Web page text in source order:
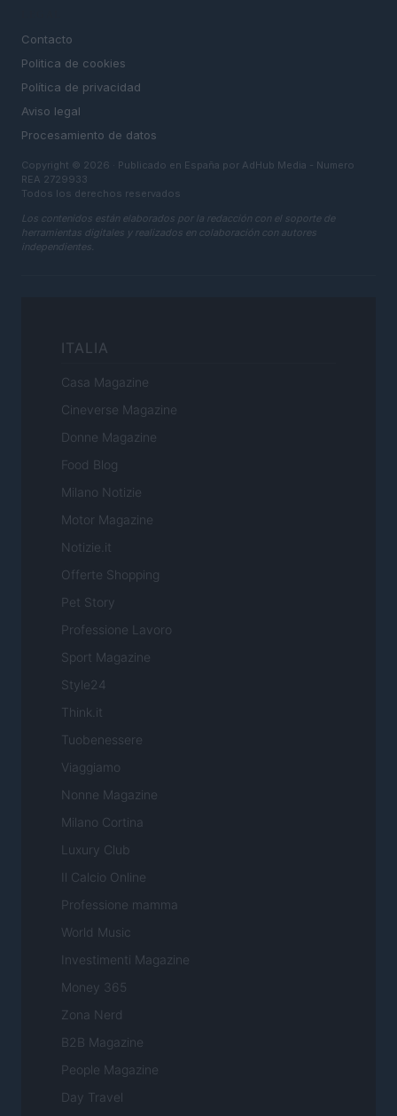
Contacto
Politica de cookies
Política de privacidad
Aviso legal
Procesamiento de datos
Copyright © 2026 · Publicado en España por AdHub Media - Numero
REA 2729933
Todos los derechos reservados
Los contenidos están elaborados por la redacción con el soporte de
herramientas digitales y realizados en colaboración con autores
independientes.
ITALIA
Casa Magazine
Cineverse Magazine
Donne Magazine
Food Blog
Milano Notizie
Motor Magazine
Notizie.it
Offerte Shopping
Pet Story
Professione Lavoro
Sport Magazine
Style24
Think.it
Tuobenessere
Viaggiamo
Nonne Magazine
Milano Cortina
Luxury Club
Il Calcio Online
Professione mamma
World Music
Investimenti Magazine
Money 365
Zona Nerd
B2B Magazine
People Magazine
Day Travel